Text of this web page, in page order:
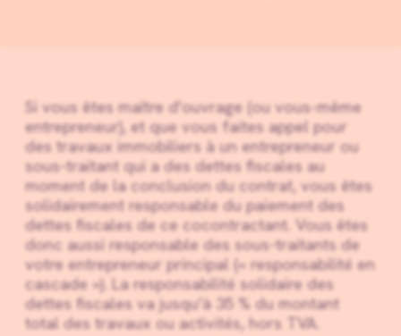
Si vous êtes maître d'ouvrage (ou vous-même
entrepreneur), et que vous faites appel pour
des travaux immobiliers à un entrepreneur ou
sous-traitant qui a des dettes fiscales au
moment de la conclusion du contrat, vous êtes
solidairement responsable du paiement des
dettes fiscales de ce cocontractant. Vous êtes
donc aussi responsable des sous-traitants de
votre entrepreneur principal (« responsabilité en
cascade »). La responsabilité solidaire des
dettes fiscales va jusqu'à 35 % du montant
total des travaux ou activités, hors TVA.